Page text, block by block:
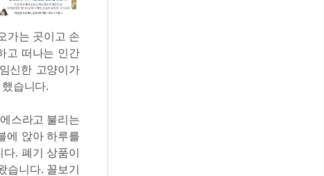
가는 곳이고 손
고 떠나는 인간
신한 고양이가
습니다.
스라고 불리는
에 앉아 하루를
. 폐기 상품이
습니다. 꼴보기